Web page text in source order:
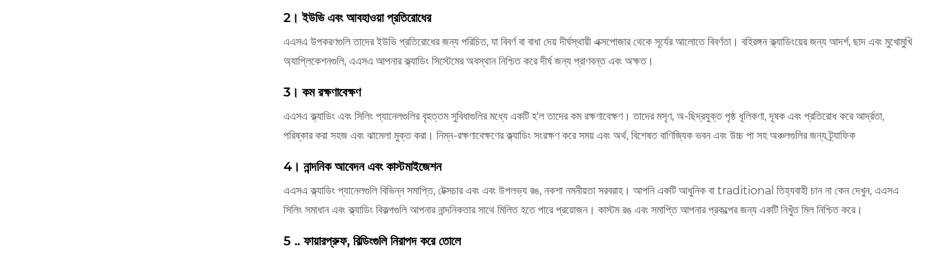
2। ইউভি এবং আবহাওয়া প্রতিরোধের
এএসএ উপকরণগুলি তাদের ইউভি প্রতিরোধের জন্য পরিচিত, যা বিবর্ণ বা বাধা দেয় দীর্ঘস্থায়ী এক্সপোজার থেকে সূর্যের আলোতে বিবর্ণতা। বহিরঙ্গন ক্ল্যাডিংয়ের জন্য আদর্শ, ছাদ এবং মুখোমুখি
অ্যাপ্লিকেশনগুলি, এএসএ আপনার ক্ল্যাডিং সিস্টেমের অবস্থান নিশ্চিত করে দীর্ঘ জন্য প্রাণবন্ত এবং অক্ষত।
3। কম রক্ষণাবেক্ষণ
এএসএ ক্ল্যাডিং এবং সিলিং প্যানেলগুলির বৃহত্তম সুবিধাগুলির মধ্যে একটি হ'ল তাদের কম রক্ষণাবেক্ষণ। তাদের মসৃণ, অ-ছিদ্রযুক্ত পৃষ্ঠ ধূলিকণা, দূষক এবং প্রতিরোধ করে আর্দ্রতা,
পরিষ্কার করা সহজ এবং ঝামেলা মুক্ত করা। নিম্ন-রক্ষণাবেক্ষণের ক্ল্যাডিং সংরক্ষণ করে সময় এবং অর্থ, বিশেষত বাণিজ্যিক ভবন এবং উচ্চ পা সহ অঞ্চলগুলির জন্য ট্র্যাফিক
4। নান্দনিক আবেদন এবং কাস্টমাইজেশন
এএসএ ক্ল্যাডিং প্যানেলগুলি বিভিন্ন সমাপ্তি, টেক্সচার এবং এবং উপলভ্য রঙ, নকশা নমনীয়তা সরবরাহ। আপনি একটি আধুনিক বা traditional তিহ্যবাহী চান না কেন দেখুন, এএসএ
সিলিং সমাধান এবং ক্ল্যাডিং বিকল্পগুলি আপনার নান্দনিকতার সাথে মিলিত হতে পারে প্রয়োজন। কাস্টম রঙ এবং সমাপ্তি আপনার প্রকল্পের জন্য একটি নিখুঁত মিল নিশ্চিত করে।
5 .. ফায়ারপ্রুফ, বিল্ডিংগুলি নিরাপদ করে তোলে